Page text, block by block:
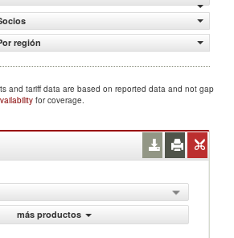
región
and tariff data are based on reported data and not gap
for coverage.
más productos